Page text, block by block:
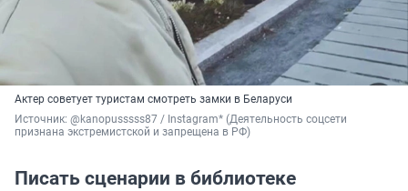
Актер советует туристам смотреть замки в Беларуси
Источник: @kanopusssss87 / Instagram* (Деятельность соцсети
признана экстремистской и запрещена в РФ)
Писать сценарии в библиотеке